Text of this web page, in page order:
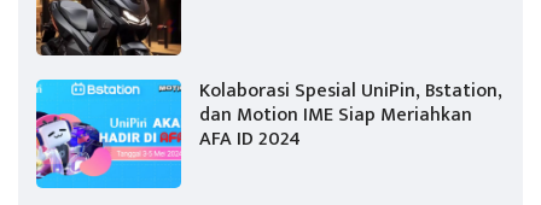
Kolaborasi Spesial UniPin, Bstation,
dan Motion IME Siap Meriahkan
AFA ID 2024